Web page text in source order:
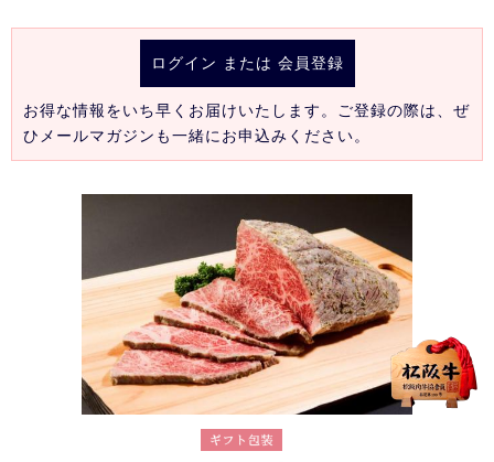
ログイン または 会員登録
お得な情報をいち早くお届けいたします。ご登録の際は、ぜ
ひメールマガジンも一緒にお申込みください。